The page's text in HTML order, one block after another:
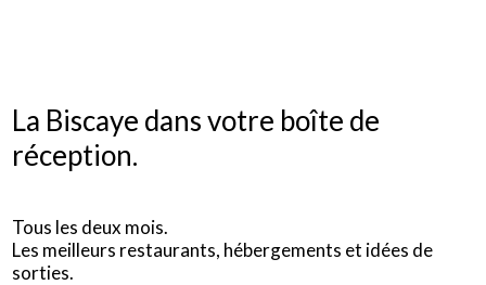
La Biscaye dans votre boîte de
réception.
Tous les deux mois.
Les meilleurs restaurants, hébergements et idées de
sorties.